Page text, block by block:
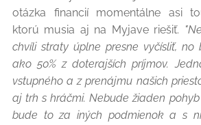
otázka financií momentálne asi
ktorú musia aj na Myjave riešiť.
chvíli straty úplne presne vyčísliť,
ako 50% z doterajších príjmov.
vstupného a z prenájmu našich
aj trh s hráčmi. Nebude žiaden
bude to za iných podmienok a s